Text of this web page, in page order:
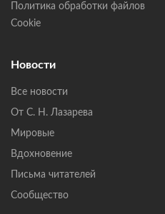
Политика обработки файлов
Cookie
Новости
Все новости
От С. Н. Лазарева
Мировые
Вдохновение
Письма читателей
Сообщество